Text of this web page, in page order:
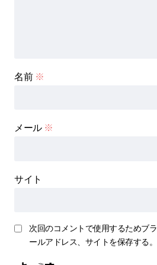
名前 ※
メール ※
サイト
次回のコメントで使用するためブ
ールアドレス、サイトを保存する。